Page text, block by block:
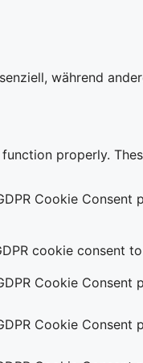
während
properly.
Cookie
cookie consent
Cookie
Cookie